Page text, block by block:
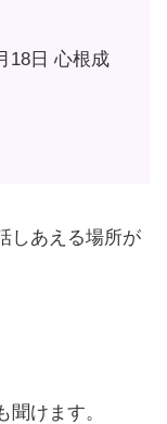
根成
しあえる場所が
けます。